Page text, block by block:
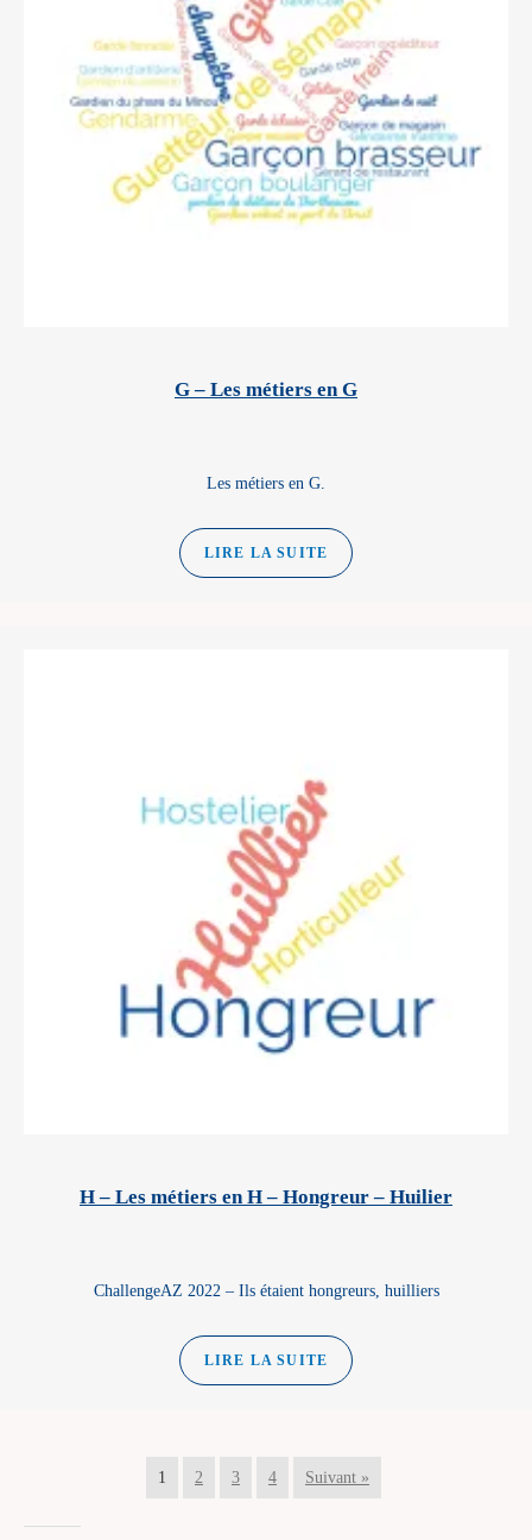
G – Les métiers en G
Les métiers en G.
LIRE LA SUITE
H – Les métiers en H – Hongreur – Huilier
ChallengeAZ 2022 – Ils étaient hongreurs, huilliers
LIRE LA SUITE
1 2 3 4 Suivant »